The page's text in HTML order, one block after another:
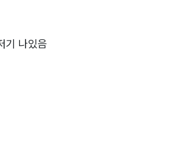
기 나있음